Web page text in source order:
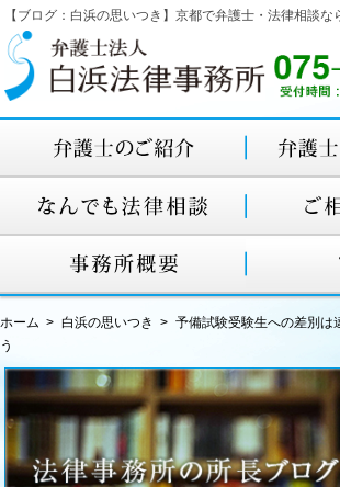
【ブログ：白浜の思いつき】京都で弁護士・法律相談な
ホーム 白浜の思いつき
予備試験受験生への差別は
う